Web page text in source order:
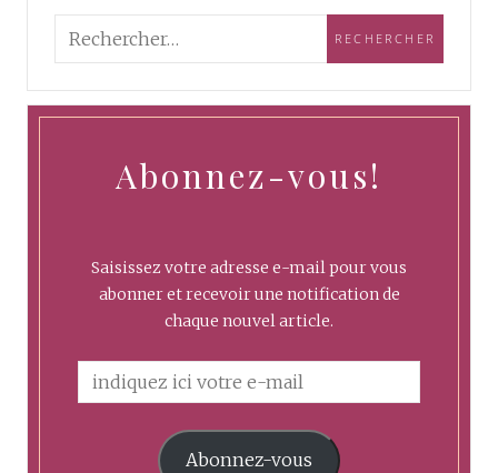
Abonnez-vous!
Saisissez votre adresse e-mail pour vous
abonner et recevoir une notification de
chaque nouvel article.
Abonnez-vous